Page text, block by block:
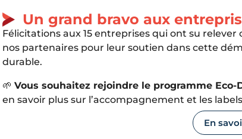
Un grand bravo aux
Félicitations aux 15 entreprises qui ont su relever
nos partenaires pour leur soutien dans cette
durable.
🌱 Vous souhaitez rejoindre le programme Eco-
en savoir plus sur l’accompagnement et les
En